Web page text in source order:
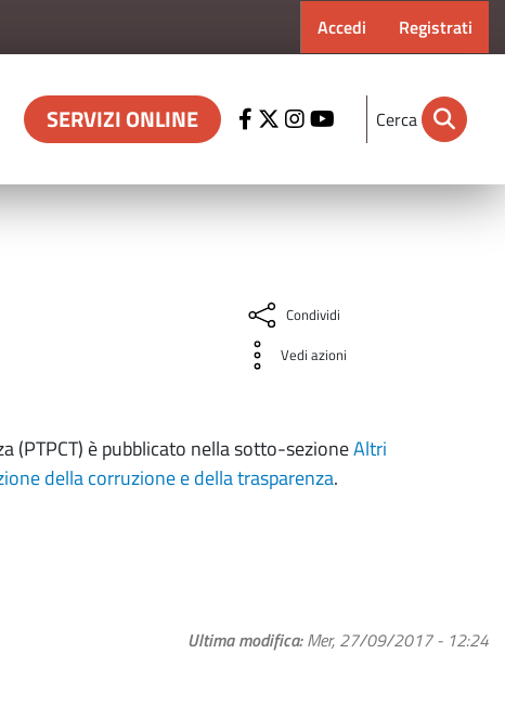
Menu profilo
Accedi Registrati
SERVIZI ONLINE Cerca
Condividi
Vedi azioni
(PTPCT) è pubblicato nella sotto-sezioneAltri
della corruzione e della trasparenza.
Ultima modifica Mer, 27/09/2017 - 12:24